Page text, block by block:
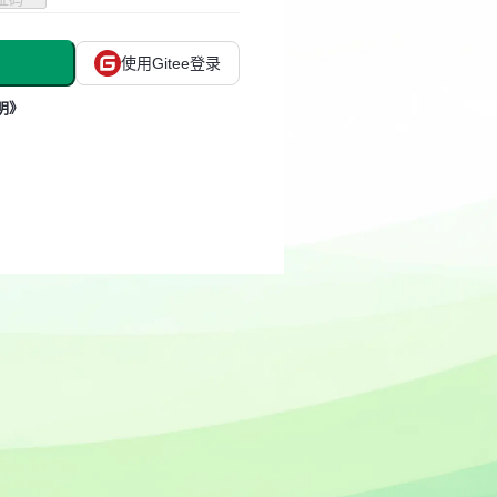
使用Gitee登录
》